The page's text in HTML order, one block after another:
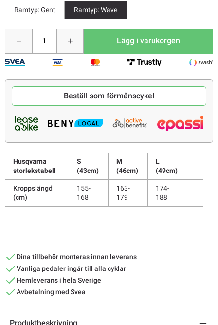
Ramtyp: Gent
Ramtyp: Wave
Lägg i varukorgen
Beställ som förmånscykel
Husqvarna
storlekstabell
S
(43cm)
M
(46cm)
L
(49cm)
Kroppslängd
(cm)
155-
168
163-
179
174-
188
Dina tillbehör monteras innan leverans
Vanliga pedaler ingår till alla cyklar
Hemleverans i hela Sverige
Avbetalning med Svea
Produktbeskrivning